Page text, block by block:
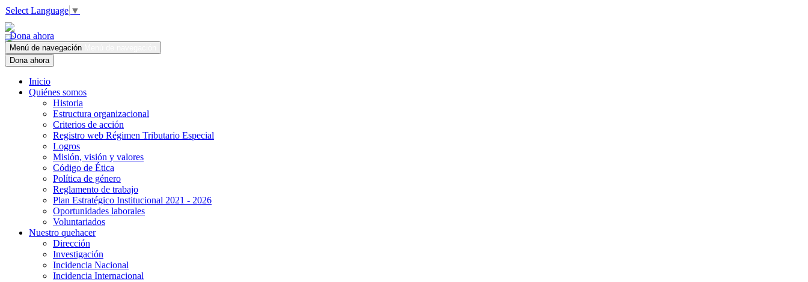
Select Language ▼
Dona ahora
Menú de navegación
Dona ahora
Inicio
Quiénes somos
Historia
Estructura organizacional
Criterios de acción
Registro web Régimen Tributario Especial
Logros
Misión, visión y valores
Código de Ética
Política de género
Reglamento de trabajo
Plan Estratégico Institucional 2021 - 2026
Oportunidades laborales
Voluntariados
Nuestro quehacer
Dirección
Investigación
Incidencia Nacional
Incidencia Internacional